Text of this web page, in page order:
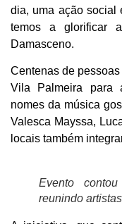
dia, uma ação social
temos a glorificar
Damasceno.
Centenas de
Vila Palmeira para
nomes da música
Valesca Mayssa,
locais também
Evento
reunindo